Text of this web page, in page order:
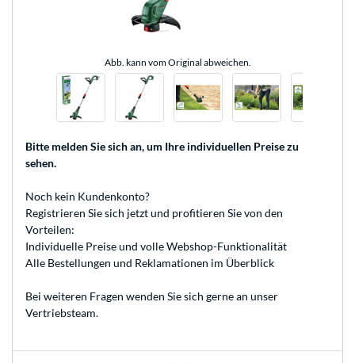
Abb. kann vom Original abweichen.
Bitte melden Sie sich an, um Ihre individuellen Preise zu
sehen.
Noch kein Kundenkonto?
Registrieren Sie sich jetzt und profitieren Sie von den
Vorteilen:
Individuelle Preise und volle Webshop-Funktionalität
Alle Bestellungen und Reklamationen im Überblick
Bei weiteren Fragen wenden Sie sich gerne an unser
Vertriebsteam.